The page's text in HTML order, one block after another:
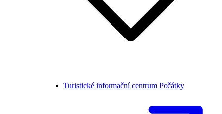
Turistické informační centrum Počátky